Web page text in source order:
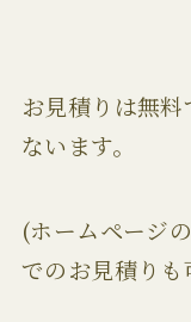
お見積りは無
ないます。
(ホームページ
でのお見積り